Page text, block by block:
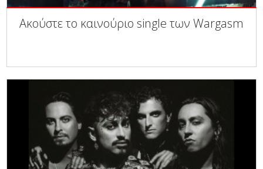
Ακούστε το καινούριο single των Wargasm